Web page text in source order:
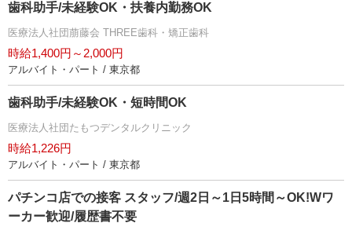
歯科助手/未経験OK・扶養内勤務OK
医療法人社団萠藤会 THREE歯科・矯正歯科
時給1,400円～2,000円
アルバイト・パート / 東京都
歯科助手/未経験OK・短時間OK
医療法人社団たもつデンタルクリニック
時給1,226円
アルバイト・パート / 東京都
パチンコ店での接客 スタッフ/週2日～1日5時間～OK!Wワ
ーカー歓迎/履歴書不要